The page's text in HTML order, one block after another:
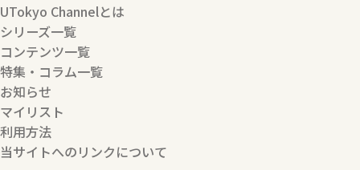
UTokyo Channelとは
シリーズ一覧
コンテンツ一覧
特集・コラム一覧
お知らせ
マイリスト
利用方法
当サイトへのリンクについて